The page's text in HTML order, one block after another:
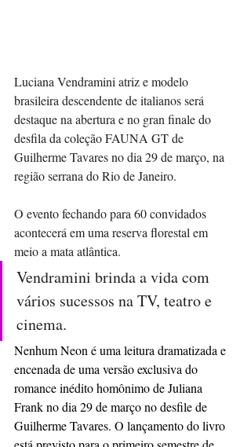
Luciana Vendramini atriz e modelo
brasileira descendente de italianos será
destaque na abertura e no gran finale do
desfila da coleção FAUNA GT de
Guilherme Tavares no dia 29 de março, na
região serrana do Rio de Janeiro.
O evento fechando para 60 convidados
acontecerá em uma reserva florestal em
meio a mata atlântica.
Vendramini brinda a vida com
vários sucessos na TV, teatro e
cinema.
Nenhum Neon é uma leitura dramatizada e
encenada de uma versão exclusiva do
romance inédito homônimo de Juliana
Frank no dia 29 de março no desfile de
Guilherme Tavares. O lançamento do livro